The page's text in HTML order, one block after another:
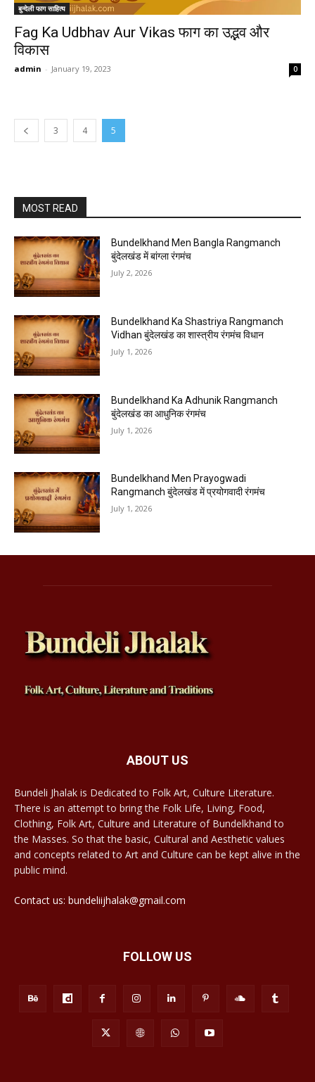
बुन्देली फाग साहित्य
Fag Ka Udbhav Aur Vikas फाग का उद्भव और
विकास
admin - January 19, 2023 0
3 4 5
MOST READ
Bundelkhand Men Bangla Rangmanch
बुंदेलखंड में बांग्ला रंगमंच
July 2, 2026
Bundelkhand Ka Shastriya Rangmanch
Vidhan बुंदेलखंड का शास्त्रीय रंगमंच विधान
July 1, 2026
Bundelkhand Ka Adhunik Rangmanch
बुंदेलखंड का आधुनिक रंगमंच
July 1, 2026
Bundelkhand Men Prayogwadi
Rangmanch बुंदेलखंड में प्रयोगवादी रंगमंच
July 1, 2026
ABOUT US
Bundeli Jhalak is Dedicated to Folk Art, Culture Literature.
There is an attempt to bring the Folk Life, Living, Food,
Clothing, Folk Art, Culture and Literature of Bundelkhand to
the Masses. So that the basic, Cultural and Aesthetic values
and concepts related to Art and Culture can be kept alive in the
public mind.
Contact us: bundeliijhalak@gmail.com
FOLLOW US